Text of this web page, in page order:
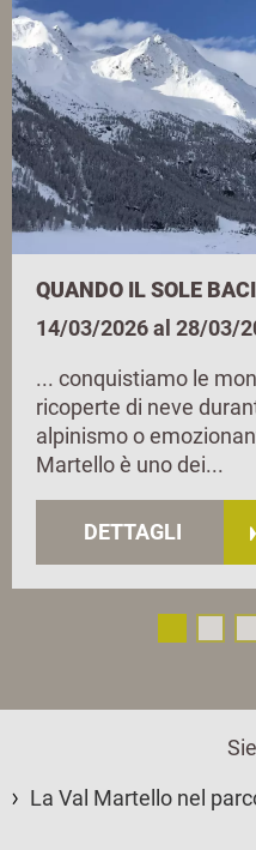
QUANDO IL SOLE
14/03/2026 al 28/03/
... conquistiamo le
ricoperte di neve
alpinismo o
Martello è uno dei...
DETTAGLI
La Val Martello nel